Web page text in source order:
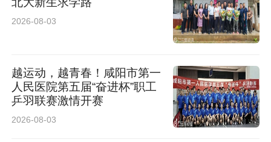
2026-08-03
越运动，越青春！咸阳市第一
人民医院第五届“奋进杯”职工
乒羽联赛激情开赛
2026-08-03